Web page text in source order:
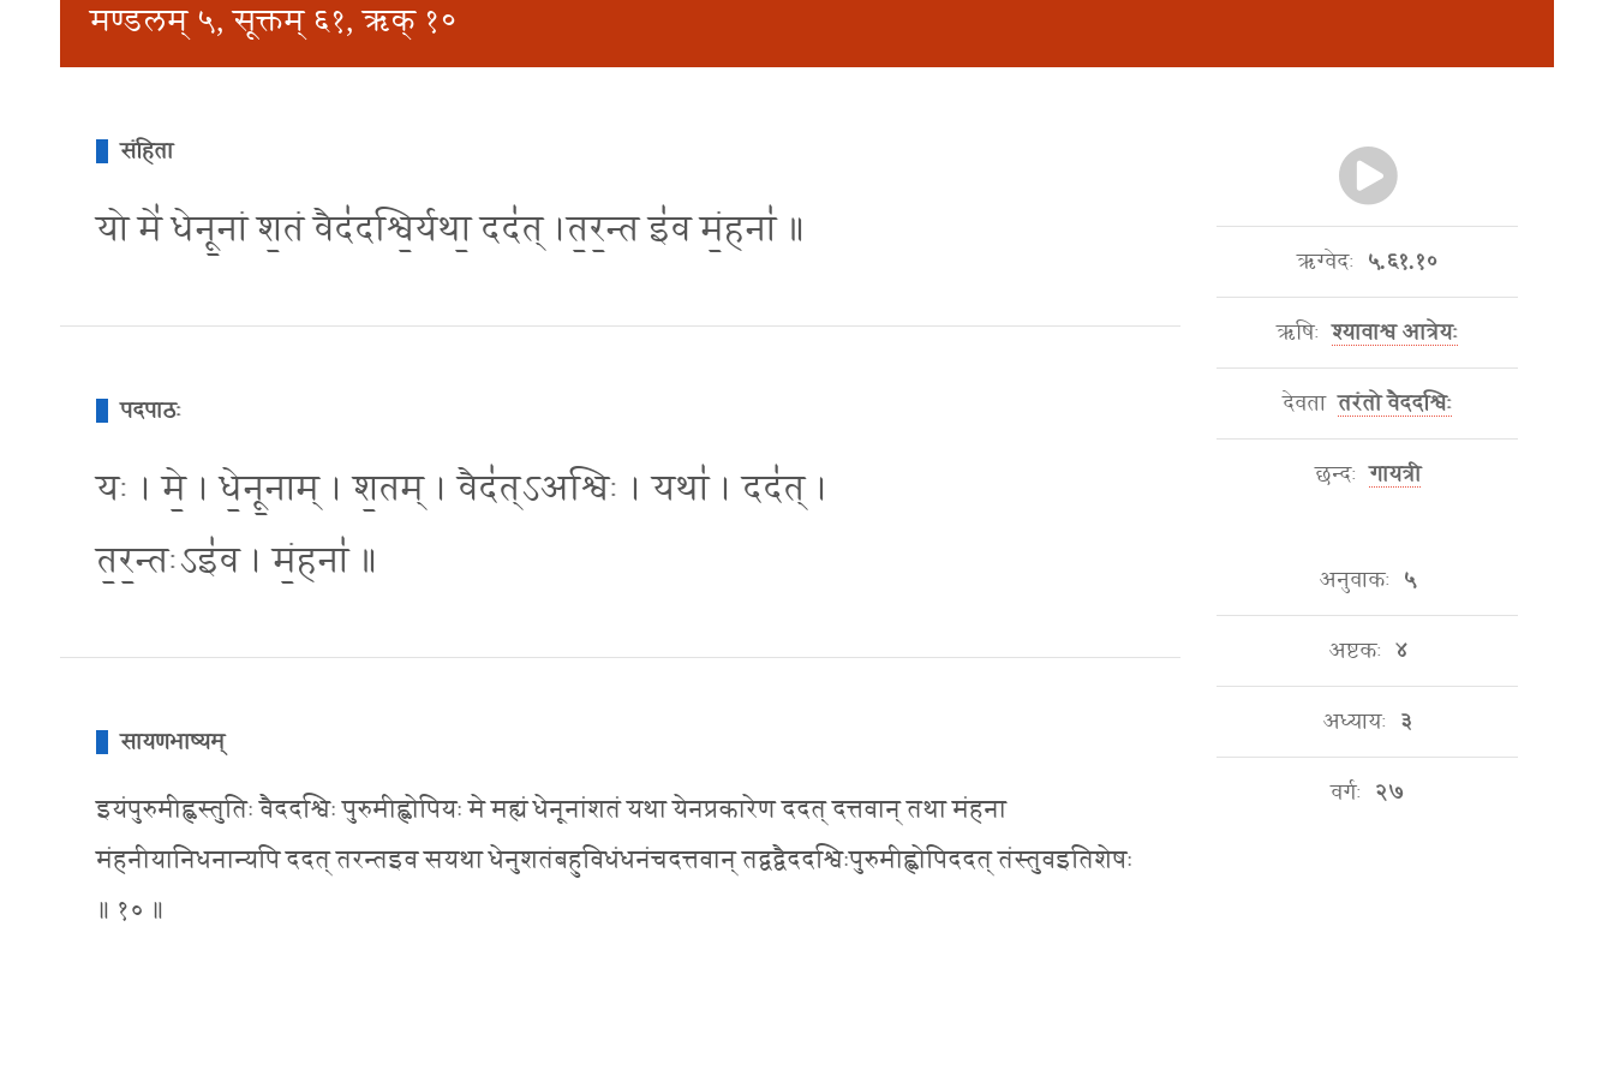
मण्डलम् ५, सूक्तम् ६१, ऋक् १०
संहिता
यो मे॑ धेनू॒नां श॒तं वैद॑दश्वि॒र्यथा॒ दद॑त् ।त॒र॒न्त इ॑व मं॒हना॑ ॥
पदपाठः
यः । मे॒ । धे॒नू॒नाम् । श॒तम् । वैद॑त्ऽअश्विः । यथा॑ । दद॑त् ।
त॒र॒न्तःऽइ॑व । मं॒हना॑ ॥
सायणभाष्यम्
इयंपुरुमीह्ळस्तुतिः वैददश्विः पुरुमीह्ळोपियः मे मह्यं धेनूनांशतं यथा येनप्रकारेण ददत् दत्तवान् तथा मंहना
मंहनीयानिधनान्यपि ददत् तरन्तइव सयथा धेनुशतंबहुविधंधनंचदत्तवान् तद्वद्वैददश्विःपुरुमीह्ळोपिददत् तंस्तुवइतिशेषः
॥ १० ॥
ऋग्वेदः ५.६१.१०
ऋषिः श्यावाश्व आत्रेयः
देवता तरंतो वैददश्विः
छन्दः गायत्री
अनुवाकः ५
अष्टकः ४
अध्यायः ३
वर्गः २७